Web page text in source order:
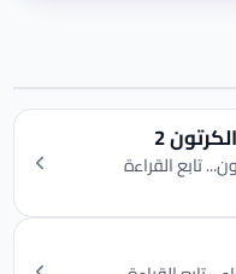
2
تابع القراءة